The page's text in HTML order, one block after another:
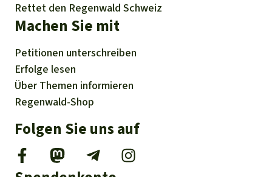
Rettet den Regenwald Schweiz
Machen Sie mit
Petitionen unterschreiben
Erfolge lesen
Über Themen informieren
Regenwald-Shop
Folgen Sie uns auf